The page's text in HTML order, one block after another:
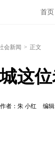
首页
会新闻 > 正文
这
作者：朱 小红 编